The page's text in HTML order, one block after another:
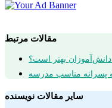
مقالات مرتبط
بهتر است؟
پسرانه مناسب مدرسه
سایر مقالات نویسنده